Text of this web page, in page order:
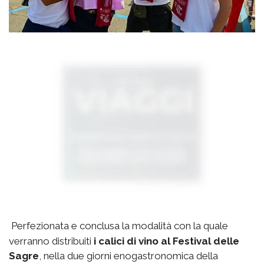
Perfezionata e conclusa la modalità con la quale
verranno distribuiti i calici di vino al Festival delle
Sagre, nella due giorni enogastronomica della